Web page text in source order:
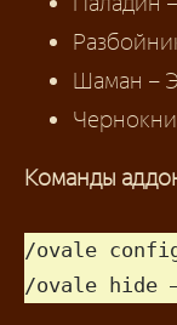
Шаман –
Команды
/ovale config
/ovale hide –